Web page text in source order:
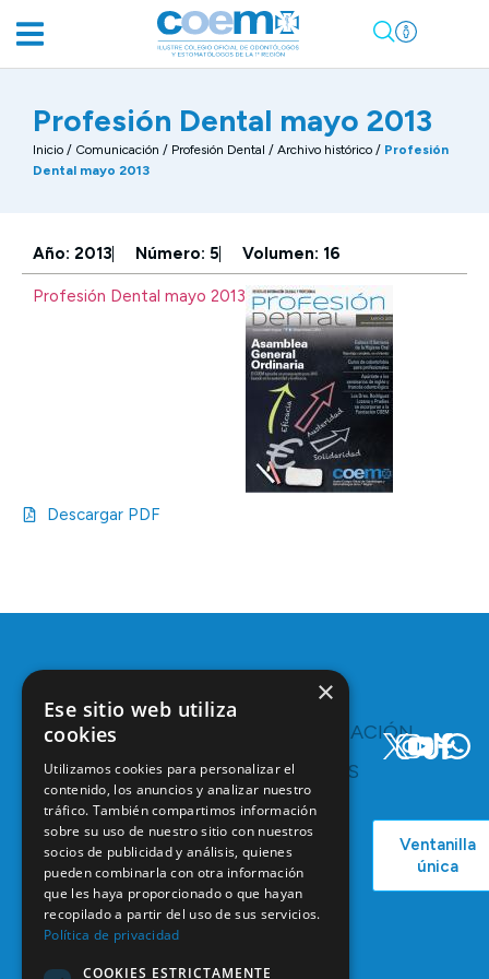
Profesión Dental mayo 2013
Inicio / Comunicación / Profesión Dental / Archivo histórico / Profesión
Dental mayo 2013
Año: 2013 Número: 5 Volumen: 16
Profesión Dental mayo 2013
Descargar PDF
C/ Mauricio
Legendre,
28046
Madrid
Servicios y
Ventajas
Bolsa de
Empleo
Formación
Continuada
Tablón de
anuncios
COMUNICACIÓN
RECURSOS
Campañas
COEM
Podcast
Actualidad
Ventanilla
única
×
Ese sitio web utiliza
cookies
Utilizamos cookies para personalizar el
contenido, los anuncios y analizar nuestro
tráfico. También compartimos información
sobre su uso de nuestro sitio con nuestros
socios de publicidad y análisis, quienes
pueden combinarla con otra información
que les haya proporcionado o que hayan
recopilado a partir del uso de sus servicios.
Política de privacidad
COOKIES ESTRICTAMENTE